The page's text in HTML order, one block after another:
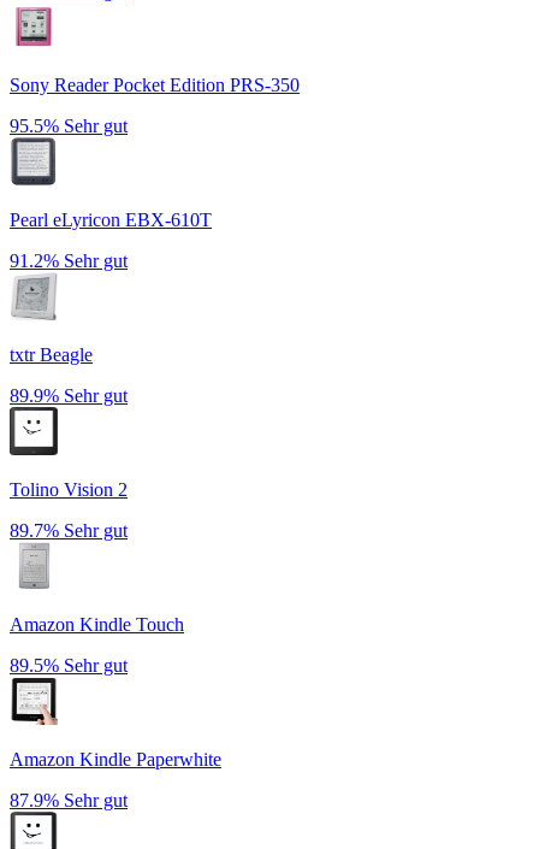
Sony Reader Pocket Edition PRS-350
95.5% Sehr gut
Pearl eLyricon EBX-610T
91.2% Sehr gut
txtr Beagle
89.9% Sehr gut
Tolino Vision 2
89.7% Sehr gut
Amazon Kindle Touch
89.5% Sehr gut
Amazon Kindle Paperwhite
87.9% Sehr gut